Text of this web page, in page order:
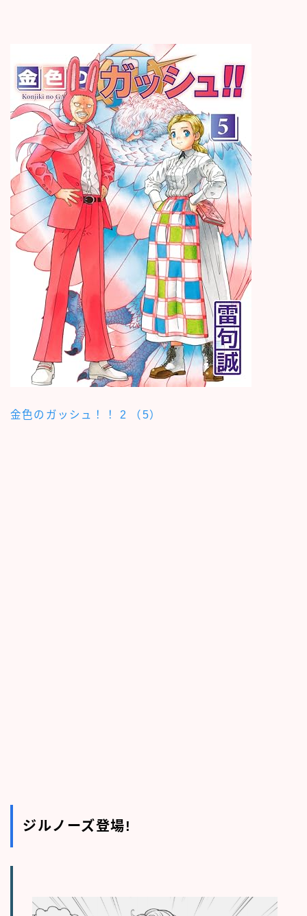
金色のガッシュ！！ 2 （5）
ジルノーズ登場!